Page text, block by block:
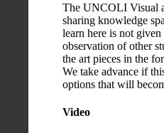
The UNCOLI Visual
sharing knowledge
learn here is not
observation of other
the art pieces in the
We take advance if
options that will
Video